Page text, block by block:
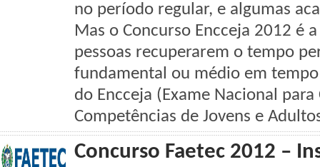
no período regular, e algumas
Mas o Concurso Encceja 2012 é
pessoas recuperarem o tempo
fundamental ou médio em
do Encceja (Exame Nacional
Competências de Jovens e
Concurso Faetec 2012 –